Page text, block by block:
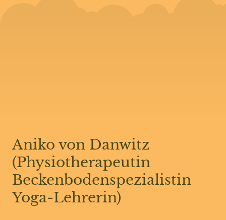
Aniko von Danwitz
(Physiotherapeutin
Beckenbodenspezialistin
Yoga-Lehrerin)